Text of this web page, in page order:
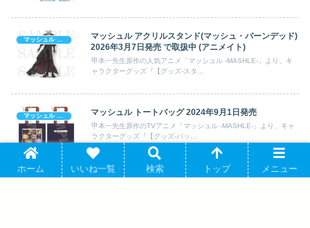
マッシュル アクリルスタンド(マッシュ・バーンデッド)
2026年3月7日発売 で取扱中 (アニメイト)
甲本一先生原作の人気アニメ「マッシュル -MASHLE-」より、キ
ャラクターグッズ『【グッズ-スタ...
マッシュル トートバッグ 2024年9月1日発売
甲本一先生原作のTVアニメ「マッシュル -MASHLE-」より、キャ
ラクターグッズ『【グッズ-バッ...
ホーム いいね一覧 検索 トップ メニュー